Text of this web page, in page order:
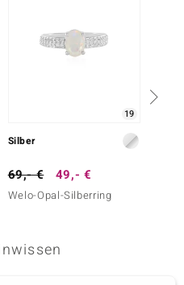
19
Silber
69,- € 49,- €
Welo-Opal-Silberring